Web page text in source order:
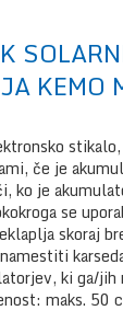
KEMO
če je
ko je
se
skoraj
ki ga/
maks. 50